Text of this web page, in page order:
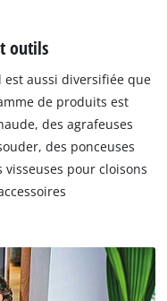
outils
est aussi diversifiée que
de produits est
des agrafeuses
des ponceuses
pour cloisons